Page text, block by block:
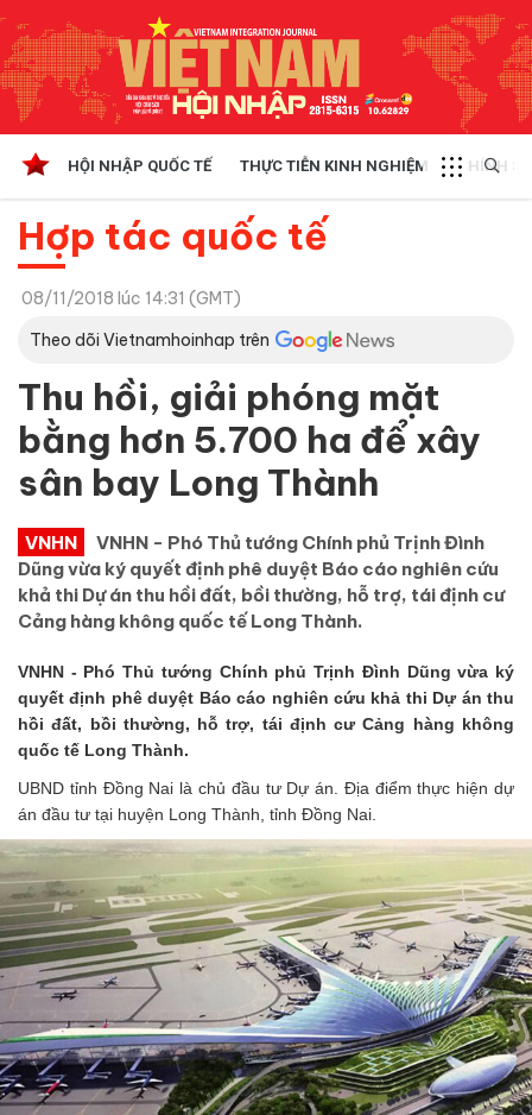
HỘI NHẬP QUỐC TẾ THỰC TIỄN KINH NGHIỆM CHÍNH
Hợp tác quốc tế
08/11/2018 lúc 14:31 (GMT)
Theo dõi Vietnamhoinhap trên
Thu hồi, giải phóng mặt
bằng hơn 5.700 ha để xây
sân bay Long Thành
VNHN
VNHN - Phó Thủ tướng Chính phủ Trịnh Đình
Dũng vừa ký quyết định phê duyệt Báo cáo nghiên cứu
khả thi Dự án thu hồi đất, bồi thường, hỗ trợ, tái định cư
Cảng hàng không quốc tế Long Thành.
VNHN - Phó Thủ tướng Chính phủ Trịnh Đình Dũng vừa ký
quyết định phê duyệt Báo cáo nghiên cứu khả thi Dự án thu
hồi đất, bồi thường, hỗ trợ, tái định cư Cảng hàng không
quốc tế Long Thành.
UBND tỉnh Đồng Nai là chủ đầu tư Dự án. Địa điểm thực hiện dự
án đầu tư tại huyện Long Thành, tỉnh Đồng Nai.